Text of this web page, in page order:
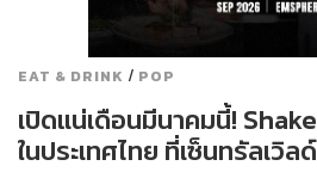
EAT & DRINK / POP
เปิดแน่เดือนมีนาคมนี้!
ในประเทศไทย ที่เซ็นทรัลเวิลด์